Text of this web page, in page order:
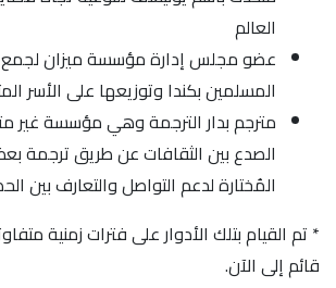
العالم
عضو مجلس إدارة مؤسسة ميزان لجمع
المسلمين بكندا وتوزيعها على الأسر
مترجم بدار الترجمة وهي مؤسسة غير
الصدع بين الثقافات عن طريق ترجمة
المُختارة لدعم التواصل والتعارف بين
* تم القيام بتلك الأدوار على فترات زمنية
قائم إلى الآن.